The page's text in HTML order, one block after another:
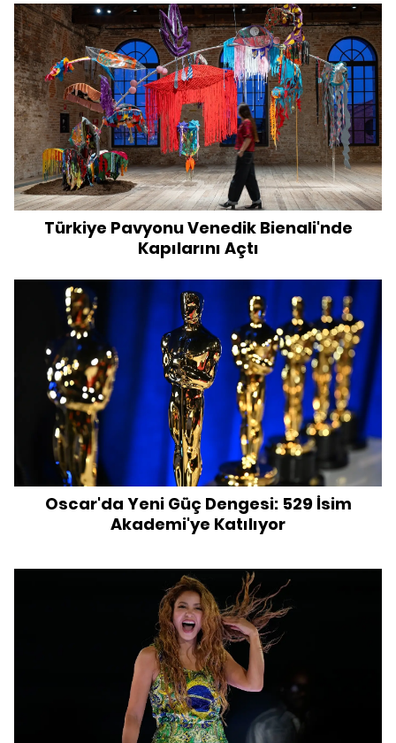
Türkiye Pavyonu Venedik Bienali'nde
Kapılarını Açtı
Oscar'da Yeni Güç Dengesi: 529 İsim
Akademi'ye Katılıyor